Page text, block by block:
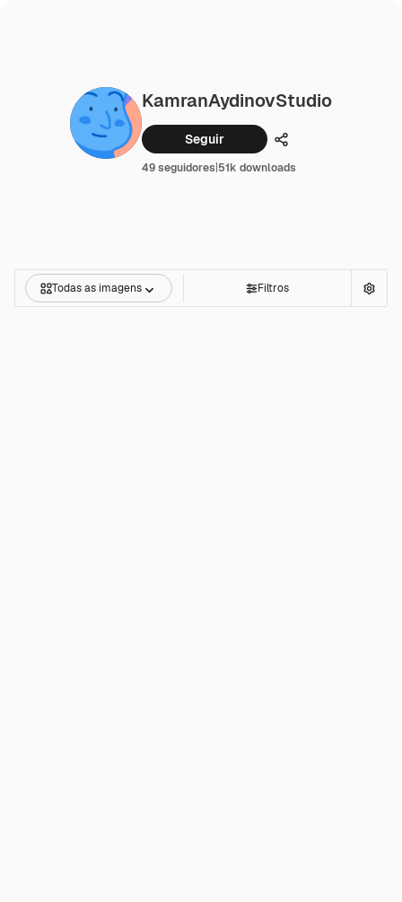
KamranAydinovStudio
Seguir Compartilhar
49 seguidores|51k downloads
Todas as imagens Filtros